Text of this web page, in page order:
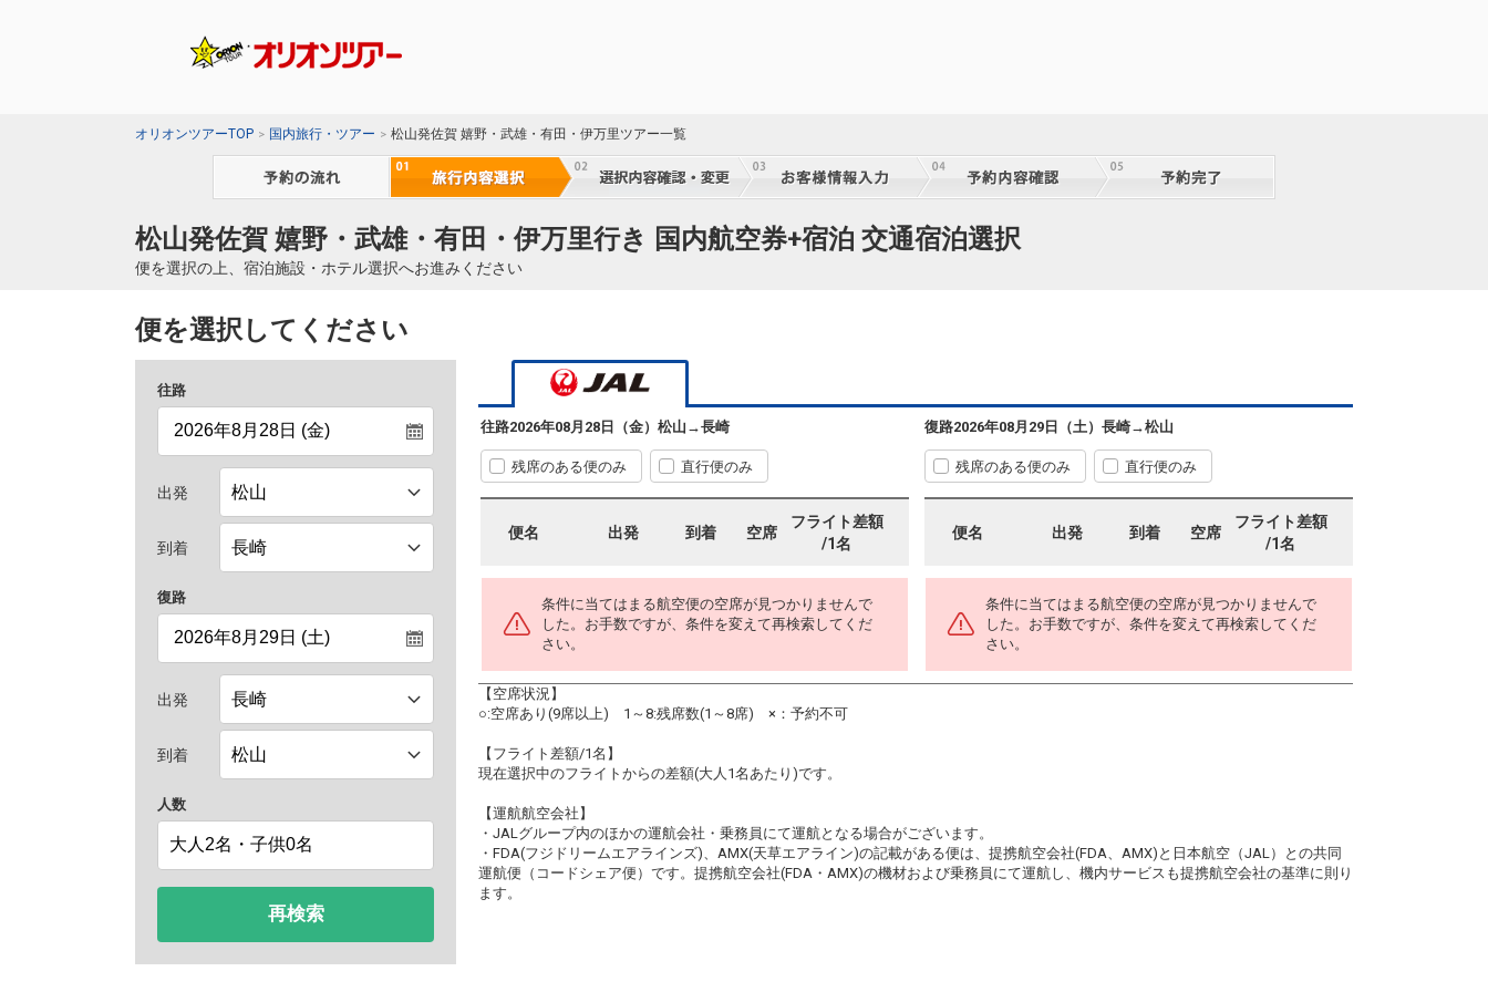
オリオンツアーTOP 国内旅行・ツアー 松山発佐賀 嬉野・武雄・有田・伊万里ツアー一覧
松山発佐賀 嬉野・武雄・有田・伊万里行き 国内航空券+宿泊 交通宿泊選択
便を選択の上、宿泊施設・ホテル選択へお進みください
便を選択してください
往路
出発
到着
復路
出発
到着
人数
再検索
往路2026年08月28日（金） 松山 →長崎
残席のある便のみ 直行便のみ
便名 出発 到着 空席
フライト差額
/1名
条件に当てはまる航空便の空席が見つかりませんで
した。お手数ですが、条件を変えて再検索してくだ
さい。
復路2026年08月29日（土） 長崎→松山
残席のある便のみ 直行便のみ
便名 出発 到着 空席
フライト差額
/1名
条件に当てはまる航空便の空席が見つかりませんで
した。お手数ですが、条件を変えて再検索してくだ
さい。
【空席状況】
○:空席あり(9席以上) 1～8:残席数(1～8席) ×：予約不可
【フライト差額/1名】
現在選択中のフライトからの差額(大人1名あたり)です。
【運航航空会社】
・JALグループ内のほかの運航会社・乗務員にて運航となる場合がございます。
・FDA(フジドリームエアラインズ)、AMX(天草エアライン)の記載がある便は、提携航空会社(FDA、AMX)と日本航空（JAL）との共同
運航便（コードシェア便）です。提携航空会社(FDA・AMX)の機材および乗務員にて運航し、機内サービスも提携航空会社の基準に則り
ます。